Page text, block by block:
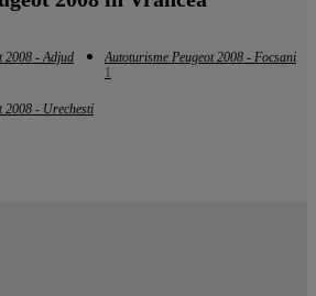
2008 - Adjud
Autoturisme Peugeot 2008 - Focsani
1
2008 - Urechesti